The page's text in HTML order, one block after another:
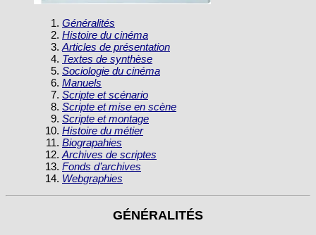
Généralités
Histoire du cinéma
Articles de présentation
Textes de synthèse
Sociologie du cinéma
Manuels
Scripte et scénario
Scripte et mise en scène
Scripte et montage
Histoire du métier
Biograpahies
Archives de scriptes
Fonds d’archives
Webgraphies
GÉNÉRALITÉS